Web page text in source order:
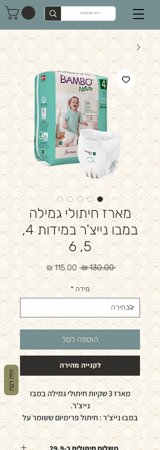
מארז חיתולי גמילה
במבו נייצ'ר במידות 4,
5, 6
‏130.00 ‏₪
מחיר
רגיל
מחיר
מבצע
מידה *
הוספה לסל
לקנייה מהירה
מארז 3 שקיות חיתולי גמילה במבו
נייצ'ר.
במבו נייצ'ר : חיתול פרימיום ששומר על
הכדור שלנו
ועל העור של פיצי.
חוות דעת